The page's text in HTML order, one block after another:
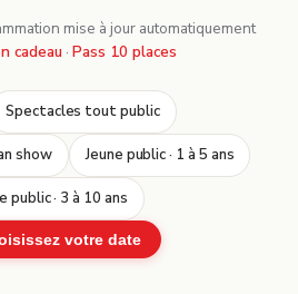
mise à jour automatiquement
cadeau · Pass 10 places
Spectacles tout public
show Jeune public · 1 à 5 ans
public · 3 à 10 ans
votre date